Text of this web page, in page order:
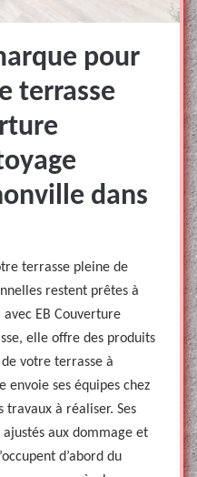
pour
terrasse
dans
terrasse pleine de
restent prêtes à
EB Couverture
elle offre des produits
votre terrasse à
envoie ses équipes chez
travaux à réaliser. Ses
aux dommage et
d’abord du